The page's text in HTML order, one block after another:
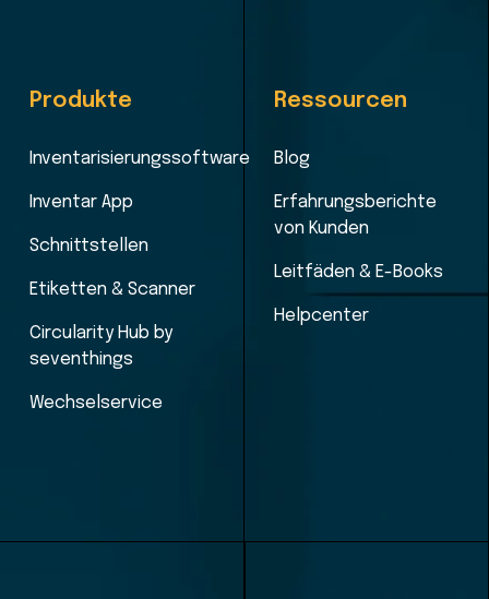
Produkte
Inventarisierungssoftware
Inventar App
Schnittstellen
Etiketten & Scanner
Circularity Hub by
seventhings
Wechselservice
Ressourcen
Blog
Erfahrungsberichte
von Kunden
Leitfäden & E-Books
Helpcenter